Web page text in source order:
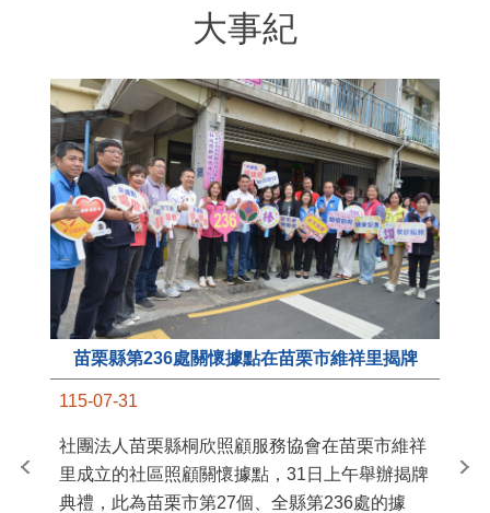
大事紀
苗栗縣第236處關懷據點在苗栗市維祥里揭牌
115-07-31
社團法人苗栗縣桐欣照顧服務協會在苗栗市維祥
里成立的社區照顧關懷據點，31日上午舉辦揭牌
典禮，此為苗栗市第27個、全縣第236處的據
苗